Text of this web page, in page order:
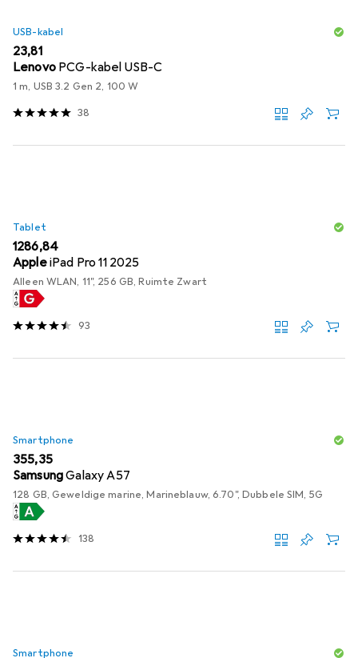
USB-kabel
EUR
23,81
Lenovo PCG-kabel USB-C
1 m, USB 3.2 Gen 2, 100 W
38
Tablet
EUR
1286,84
AppleiPad Pro 11 2025
Alleen WLAN, 11", 256 GB, Ruimte Zwart
93
Smartphone
EUR
355,35
SamsungGalaxy A57
128 GB, Geweldige marine, Marineblauw, 6.70", Dubbele SIM, 5G
138
Smartphone